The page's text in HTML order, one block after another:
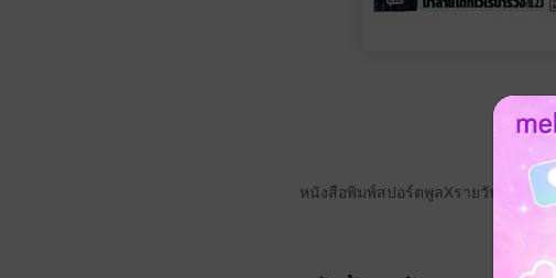
หนังสือพิมพ์สปอร์ตพูลXรายวัน วันจัน